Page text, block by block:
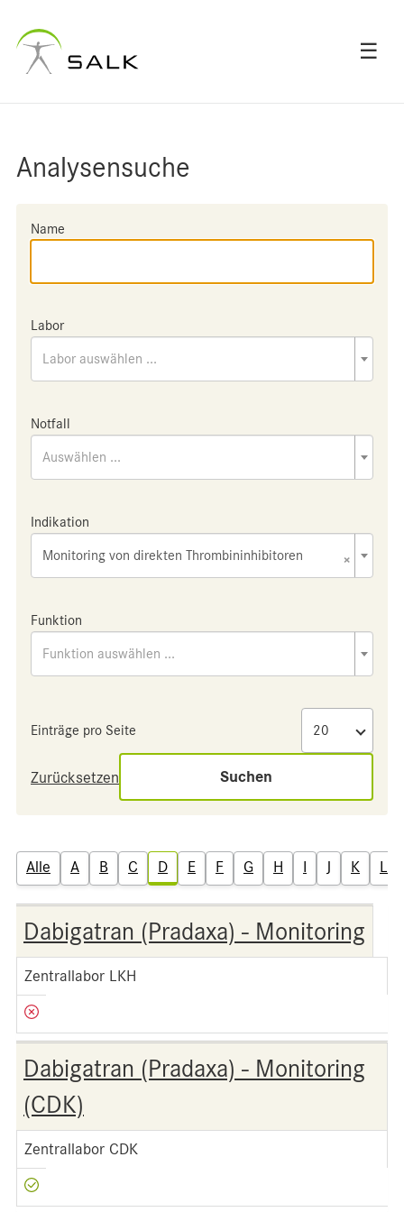
☰
Analysensuche
Name
Labor
Labor auswählen ...
Notfall
Auswählen ...
Indikation
×
Monitoring von direkten Thrombininhibitoren
Funktion
Funktion auswählen ...
Einträge pro Seite
Zurücksetzen Suchen
Alle A B C D E F G H I J K L
Dabigatran (Pradaxa) - Monitoring
Zentrallabor LKH
Dabigatran (Pradaxa) - Monitoring
(CDK)
Zentrallabor CDK